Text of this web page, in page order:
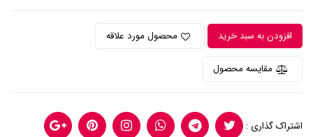
افزودن به سبد خرید محصول مورد علاقه
مقایسه محصول
اشتراک گذاری :